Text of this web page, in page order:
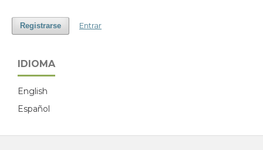
Registrarse Entrar
IDIOMA
English
Español